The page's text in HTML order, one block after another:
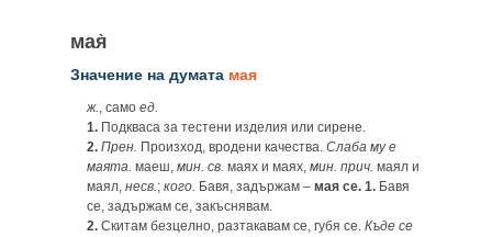
мая̀
Значение на думата мая
ж., само ед.
1. Подкваса за тестени изделия или сирене.
2. Прен. Произход, вродени качества. Слаба му е
маята. маеш, мин. св. маях и маях, мин. прич. маял и
маял, несв.; кого. Бавя, задържам – мая се. 1. Бавя
се, задържам се, закъснявам.
2. Скитам безцелно, разтакавам се, губя се. Къде се